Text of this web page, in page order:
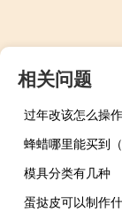
相关问题
过年改该怎么操作
模具分类有几种
蛋挞皮可以制作